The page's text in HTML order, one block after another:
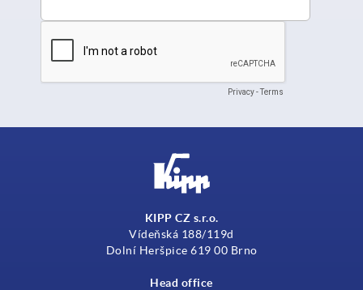
KIPP CZ s.r.o.
Vídeňská 188/119d
Dolní Heršpice 619 00 Brno
Head office